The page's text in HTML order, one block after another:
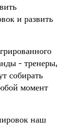
и развить
- тренеры,
собирать
момент
наш